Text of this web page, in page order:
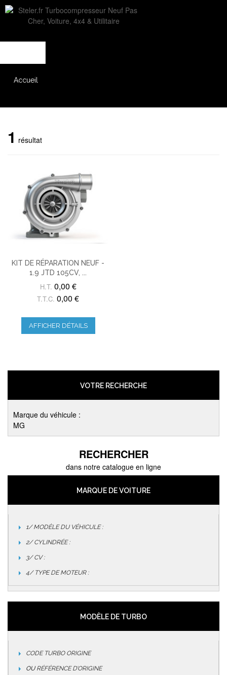
Accueil
1 résultat
KIT DE RÉPARATION NEUF -
1.9 JTD 105CV, ...
H.T. 0,00 €
T.T.C. 0,00 €
AFFICHER DÉTAILS
VOTRE RECHERCHE
Marque du véhicule :
MG
RECHERCHER
dans notre catalogue en ligne
MARQUE DE VOITURE
1/ MODÈLE DU VÉHICULE :
2/ CYLINDRÉE :
3/ CV :
4/ TYPE DE MOTEUR :
MODÈLE DE TURBO
CODE TURBO ORIGINE
OURÉFÉRENCE D’ORIGINE